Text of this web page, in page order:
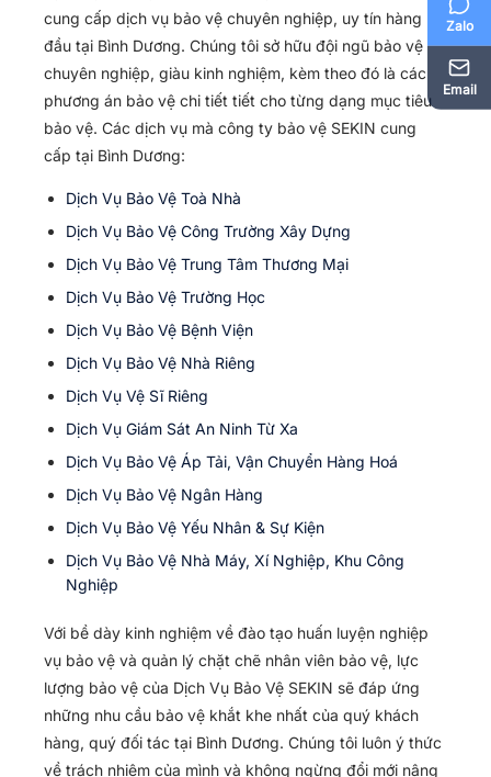
Zalo
Email
cung cấp dịch vụ bảo vệ chuyên nghiệp, uy tín hàng
đầu tại Bình Dương. Chúng tôi sở hữu đội ngũ bảo vệ
chuyên nghiệp, giàu kinh nghiệm, kèm theo đó là các
phương án bảo vệ chi tiết tiết cho từng dạng mục tiêu
bảo vệ. Các dịch vụ mà công ty bảo vệ SEKIN cung
cấp tại Bình Dương:
Dịch Vụ Bảo Vệ Toà Nhà
Dịch Vụ Bảo Vệ Công Trường Xây Dựng
Dịch Vụ Bảo Vệ Trung Tâm Thương Mại
Dịch Vụ Bảo Vệ Trường Học
Dịch Vụ Bảo Vệ Bệnh Viện
Dịch Vụ Bảo Vệ Nhà Riêng
Dịch Vụ Vệ Sĩ Riêng
Dịch Vụ Giám Sát An Ninh Từ Xa
Dịch Vụ Bảo Vệ Áp Tải, Vận Chuyển Hàng Hoá
Dịch Vụ Bảo Vệ Ngân Hàng
Dịch Vụ Bảo Vệ Yếu Nhân & Sự Kiện
Dịch Vụ Bảo Vệ Nhà Máy, Xí Nghiệp, Khu Công
Nghiệp
Với bề dày kinh nghiệm về đào tạo huấn luyện nghiệp
vụ bảo vệ và quản lý chặt chẽ nhân viên bảo vệ, lực
lượng bảo vệ của Dịch Vụ Bảo Vệ SEKIN sẽ đáp ứng
những nhu cầu bảo vệ khắt khe nhất của quý khách
hàng, quý đối tác tại Bình Dương. Chúng tôi luôn ý thức
về trách nhiệm của mình và không ngừng đổi mới nâng